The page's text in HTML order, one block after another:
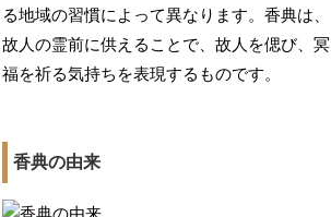
る地域の習慣によって異なります。香典は、
故人の霊前に供えることで、故人を偲び、冥
福を祈る気持ちを表現するものです。
香典の由来